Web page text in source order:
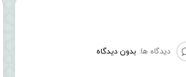
دیدگاه ها: بدون دیدگاه